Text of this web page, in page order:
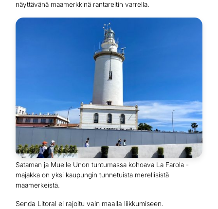
näyttävänä maamerkkinä rantareitin varrella.
Sataman ja Muelle Unon tuntumassa kohoava La Farola -
majakka on yksi kaupungin tunnetuista merellisistä
maamerkeistä.
Senda Litoral ei rajoitu vain maalla liikkumiseen.